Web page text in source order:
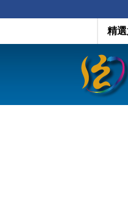
精